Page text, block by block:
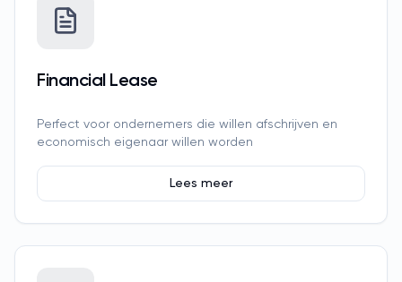
Financial Lease
Perfect voor ondernemers die willen afschrijven en
economisch eigenaar willen worden
Lees meer